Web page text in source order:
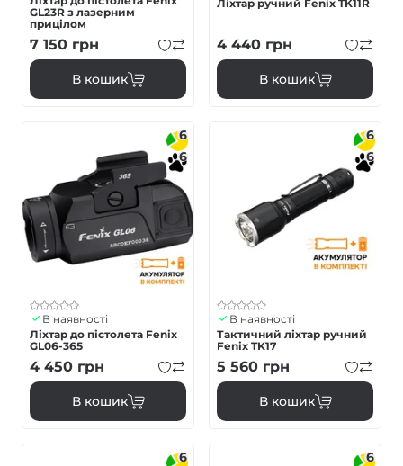
GL23R з лазерним
прицілом
7 150 грн
В кошик
Ліхтар ручний Fenix TK11R
4 440 грн
В кошик
6
6
В наявності
Ліхтар до пістолета Fenix
GL06-365
4 450 грн
В кошик
6
6
В наявності
Тактичний ліхтар ручний
Fenix TK17
5 560 грн
В кошик
6
6